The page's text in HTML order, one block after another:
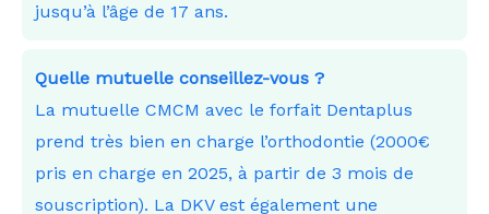
jusqu’à l’âge de 17 ans.
Quelle mutuelle conseillez-vous ?
La mutuelle CMCM avec le forfait Dentaplus
prend très bien en charge l’orthodontie (2000€
pris en charge en 2025, à partir de 3 mois de
souscription). La DKV est également une